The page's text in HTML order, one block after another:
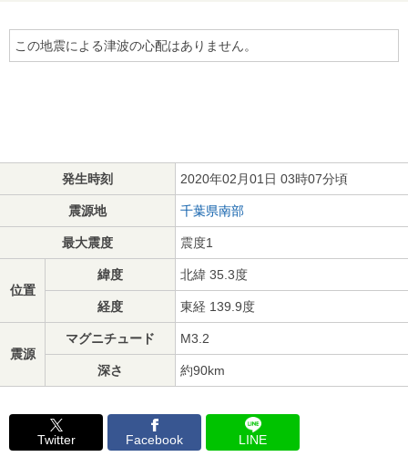
この地震による津波の心配はありません。
発生時刻 2020年02月01日 03時07分頃
震源地 千葉県南部
最大震度 震度1
位置
緯度 北緯 35.3度
経度 東経 139.9度
震源
マグニチュード M3.2
深さ 約90km
Twitter Facebook LINE